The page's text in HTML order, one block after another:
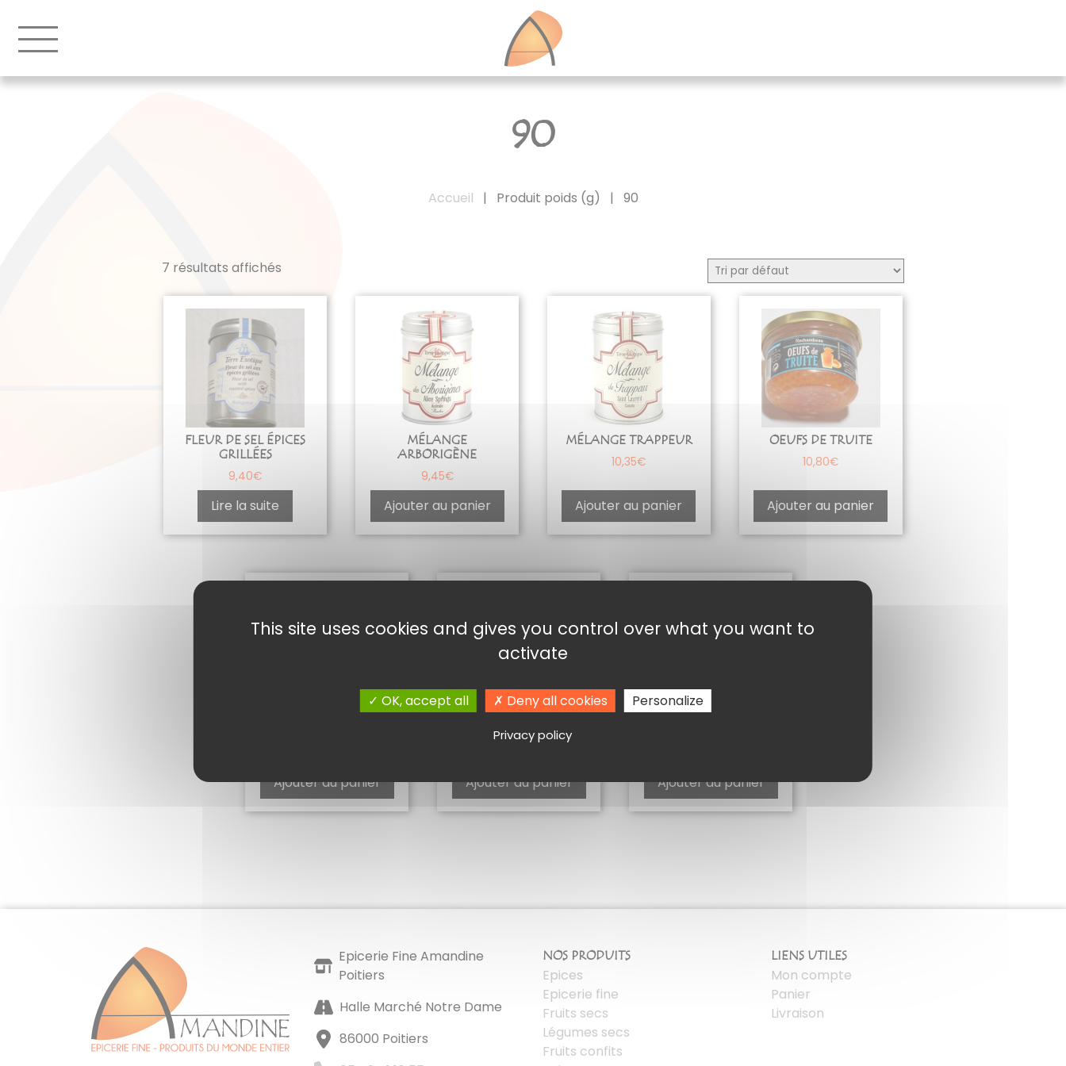
90
Accueil | Produit poids (g) | 90
7 résultats affichés
FLEUR DE SEL ÉPICES
GRILLÉES
9,40€
Lire la suite
MÉLANGE
ARBORIGÈNE
9,45€
Ajouter au panier
MÉLANGE TRAPPEUR
10,35€
Ajouter au panier
OEUFS DE TRUITE
10,80€
Ajouter au panier
POIVRE PENJA 3
Ajouter au panier
ROUILLE
3,20€
Ajouter au panier
THÉ MATCHA
Ajouter au panier
Epicerie Fine Amandine
Poitiers
Halle Marché Notre Dame
86000 Poitiers
NOS PRODUITS
Epices
Epicerie fine
Fruits secs
Légumes secs
Fruits confits
LIENS UTILES
Mon compte
Panier
Livraison
This site uses cookies and gives you control over what you want to
activate
OK, accept all Deny all cookies Personalize
Privacy policy